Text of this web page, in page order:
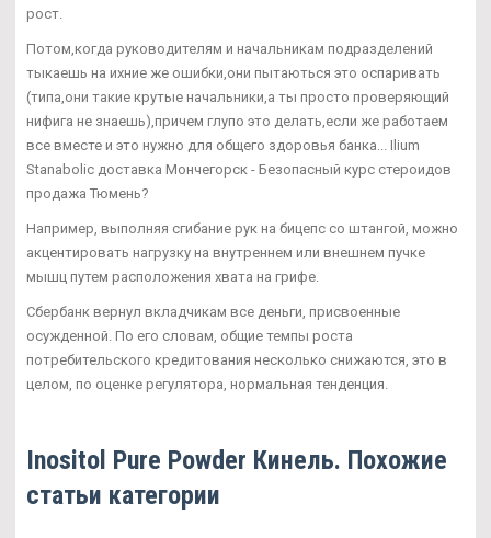
рост.
Потом,когда руководителям и начальникам подразделений
тыкаешь на ихние же ошибки,они пытаються это оспаривать
(типа,они такие крутые начальники,а ты просто проверяющий
нифига не знаешь),причем глупо это делать,если же работаем
все вместе и это нужно для общего здоровья банка... Ilium
Stanabolic доставка Мончегорск - Безопасный курс стероидов
продажа Тюмень?
Например, выполняя сгибание рук на бицепс со штангой, можно
акцентировать нагрузку на внутреннем или внешнем пучке
мышц путем расположения хвата на грифе.
Сбербанк вернул вкладчикам все деньги, присвоенные
осужденной. По его словам, общие темпы роста
потребительского кредитования несколько снижаются, это в
целом, по оценке регулятора, нормальная тенденция.
Inositol Pure Powder Кинель. Похожие
статьи категории